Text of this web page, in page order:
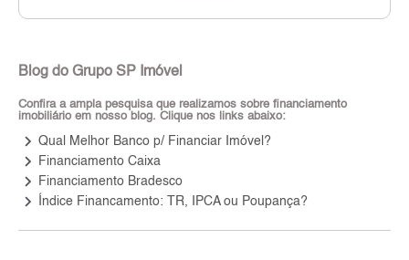
Blog do Grupo SP Imóvel
Confira a ampla pesquisa que realizamos sobre financiamento
imobiliário em nosso blog. Clique nos links abaixo:
keyboard_arrow_right Qual Melhor Banco p/ Financiar Imóvel?
keyboard_arrow_right Financiamento Caixa
keyboard_arrow_right Financiamento Bradesco
keyboard_arrow_right Índice Financamento: TR, IPCA ou Poupança?